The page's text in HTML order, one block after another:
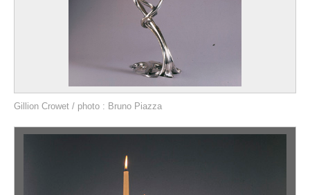
Gillion Crowet / photo : Bruno Piazza